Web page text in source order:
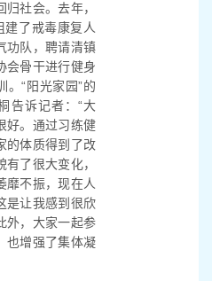
归社会。去年，
建了戒毒康复人
功队，聘请清镇
会骨干进行健身
。“阳光家园”的
告诉记者：“大
好。通过习练健
的体质得到了改
了很大变化，
靡不振，现在人
是让我感到很欣
外，大家一起参
也增强了集体凝